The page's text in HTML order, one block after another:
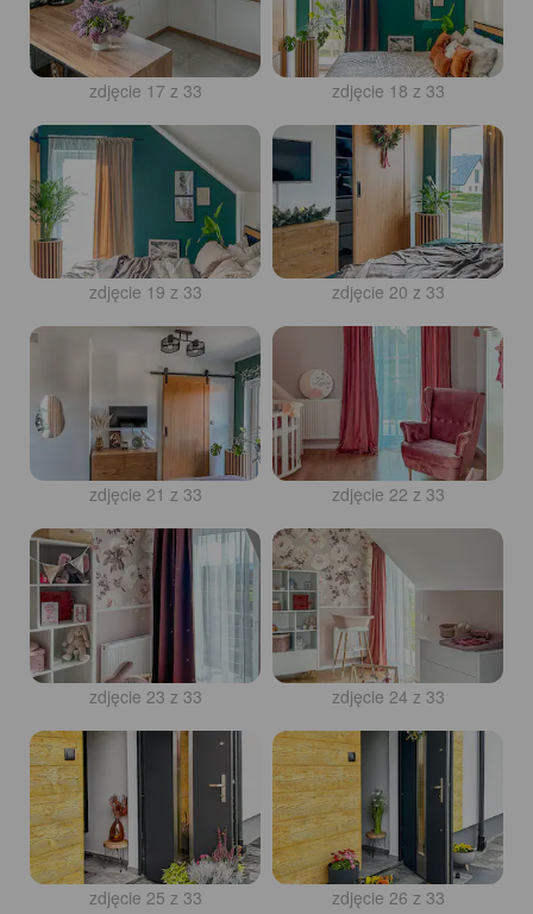
zdjęcie 17 z 33 zdjęcie 18 z 33
zdjęcie 19 z 33 zdjęcie 20 z 33
zdjęcie 21 z 33 zdjęcie 22 z 33
zdjęcie 23 z 33 zdjęcie 24 z 33
zdjęcie 25 z 33 zdjęcie 26 z 33